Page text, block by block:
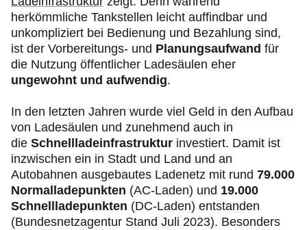
herkömmliche Tankstellen leicht auffindbar und
unkompliziert bei Bedienung und Bezahlung sind,
ist der Vorbereitungs- und Planungsaufwand für
die Nutzung öffentlicher Ladesäulen eher
ungewohnt und aufwendig.
In den letzten Jahren wurde viel Geld in den Aufbau
von Ladesäulen und zunehmend auch in
die Schnellladeinfrastruktur investiert. Damit ist
inzwischen ein in Stadt und Land und an
Autobahnen ausgebautes Ladenetz mit rund 79.000
Normalladepunkten (AC-Laden) und 19.000
Schnellladepunkten (DC-Laden) entstanden
(Bundesnetzagentur Stand Juli 2023). Besonders